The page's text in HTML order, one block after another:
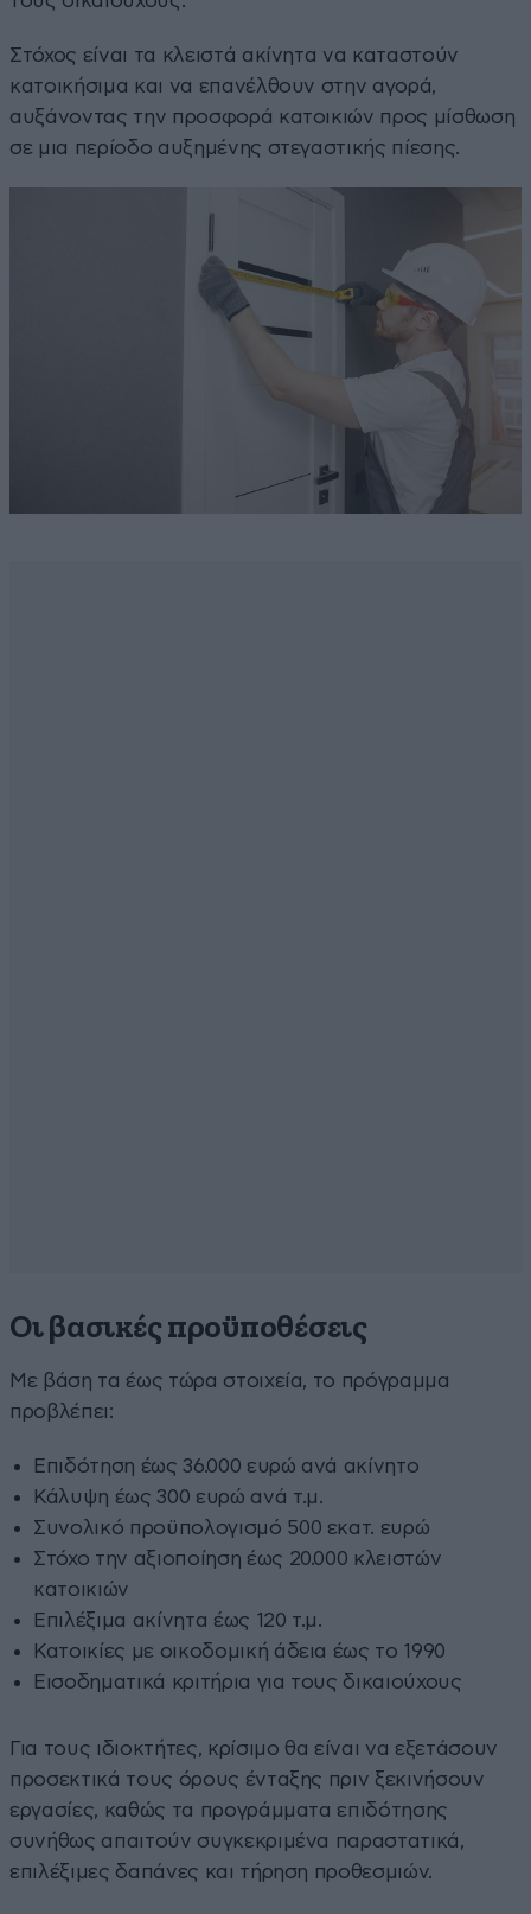
Στόχος είναι τα κλειστά ακίνητα να καταστούν
κατοικήσιμα και να επανέλθουν στην αγορά,
αυξάνοντας την προσφορά κατοικιών προς μίσθωση
σε μια περίοδο αυξημένης στεγαστικής πίεσης.
Οι βασικές προϋποθέσεις
Με βάση τα έως τώρα στοιχεία, το πρόγραμμα
προβλέπει:
Επιδότηση έως 36.000 ευρώ ανά ακίνητο
Κάλυψη έως 300 ευρώ ανά τ.μ.
Συνολικό προϋπολογισμό 500 εκατ. ευρώ
Στόχο την αξιοποίηση έως 20.000 κλειστών
κατοικιών
Επιλέξιμα ακίνητα έως 120 τ.μ.
Κατοικίες με οικοδομική άδεια έως το 1990
Εισοδηματικά κριτήρια για τους δικαιούχους
Για τους ιδιοκτήτες, κρίσιμο θα είναι να εξετάσουν
προσεκτικά τους όρους ένταξης πριν ξεκινήσουν
εργασίες, καθώς τα προγράμματα επιδότησης
συνήθως απαιτούν συγκεκριμένα παραστατικά,
επιλέξιμες δαπάνες και τήρηση προθεσμιών.